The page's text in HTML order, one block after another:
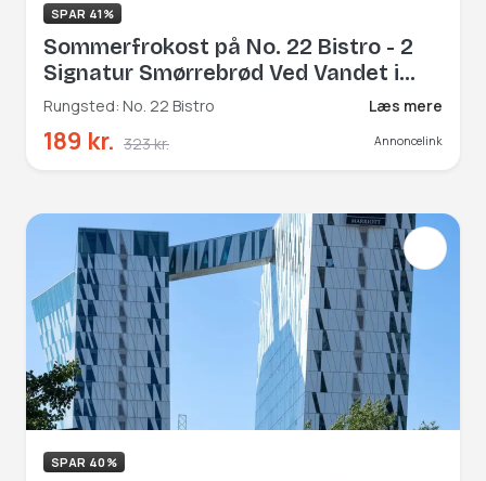
SPAR 41%
Sommerfrokost på No. 22 Bistro - 2
Signatur Smørrebrød Ved Vandet i
Rungsted Havn
Rungsted: No. 22 Bistro Læs mere
189 kr. 323 kr. Annoncelink
SPAR 40%